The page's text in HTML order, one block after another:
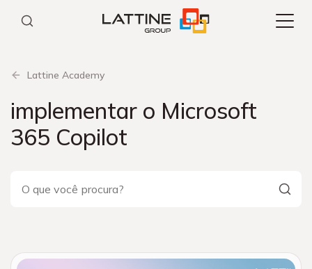
Lattine Academy
implementar o Microsoft
365 Copilot